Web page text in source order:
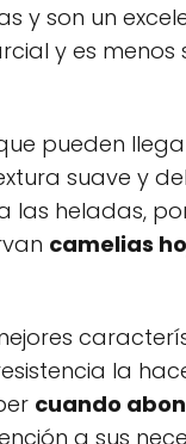
y son un
y es menos
pueden
suave y
las heladas,
camelias
la
cuando
a sus